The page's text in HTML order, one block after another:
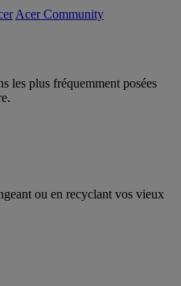
Acer Community
les plus fréquemment posées
ou en recyclant vos vieux